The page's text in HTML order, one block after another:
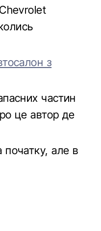
з
частин
це автор де
але в